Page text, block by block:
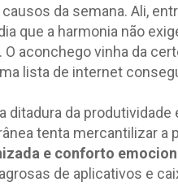
da semana. Ali,
que a harmonia não
O aconchego vinha da
lista de internet
ditadura da
tenta mercantilizar a
e conforto
de aplicativos e